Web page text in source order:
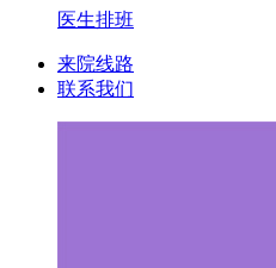
医生排班
来院线路
联系我们